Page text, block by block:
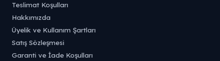
Teslimat Koşulları
Hakkımızda
Üyelik ve Kullanım Şartları
Satış Sözleşmesi
Garanti ve İade Koşulları